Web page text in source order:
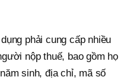
phải cung cấp nhiều
nộp thuế, bao gồm họ
sinh, địa chỉ, mã số